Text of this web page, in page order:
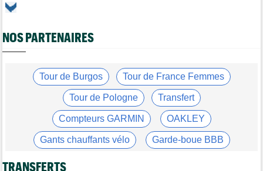
Transfert
Lotto-Intermarché fait passer pro trois jeunes de sa formation
Kasia Niewiadoma : "C'est tellement génial d'être cycliste"
Tour de Burgos
Matthew Brennan : "Je me suis retrouvé un peu trop loin…"
Tour de Burgos
Matthew Brennan a remporté la 4e étape devant Pithie
Tour de France Femmes
NOS PARTENAIRES
Tour de Burgos Tour de France Femmes
Tour de Pologne Transfert
Compteurs GARMIN OAKLEY
Gants chauffants vélo Garde-boue BBB
Casque ABUS
TRANSFERTS